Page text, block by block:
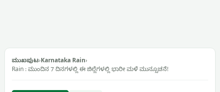
ಮುಖಪುಟ›Karnataka Rain›
Rain : ಮುಂದಿನ 7 ದಿನಗಳಲ್ಲಿ ಈ ಜಿಲ್ಲೆಗಳಲ್ಲಿ ಭಾರೀ ಮಳೆ ಮುನ್ಸೂಚನೆ!